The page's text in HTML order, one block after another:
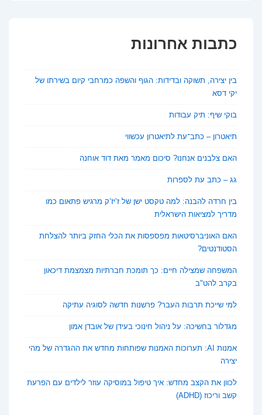
כתבות אחרונות
בין יצירה, תשוקה ובדידות: הגוף והשפה כמרחבי קיום בשירתו של
יקי דסא
בוקי שיף: תיק עבודות
תיאטרון – כתב־עת לתיאטרון עכשווי
האם צלבנים אנחנו? סיכום מאמר מאת דוד אוחנה
גג – כתב עת לספרות
בין חרדה להבנה: למה טקסט ישן של ז’יז’ק מרגיש פתאום כמו
מדריך למציאות הישראלית
האם האוניברסיטאות מפספסות את הכלי החזק ביותר להצלחת
הסטודנטים?
המשפחה שמצילה חיים: כך תומכת חברתיות מצמצמת דיכאון
בקרב להט"ב
למי שייכת תרבות העבר? פרשנות חדשה לסוגיה עתיקה
מגדלור בחשיכה: על ניהול חינוכי בעידן של אובדן אמון
אמנות AI: תערוכות האמנות שפותחות מחדש את ההגדרה של מהי
יצירה
לכוון את הקצב מחדש: איך טיפול במוסיקה עוזר לילדים עם הפרעת
קשב וריכוז (ADHD)